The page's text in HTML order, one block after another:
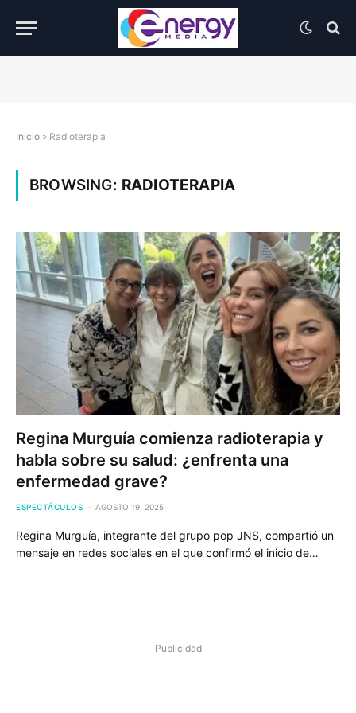
Inicio » Radioterapia
BROWSING: RADIOTERAPIA
Regina Murguía comienza radioterapia y
habla sobre su salud: ¿enfrenta una
enfermedad grave?
ESPECTÁCULOS AGOSTO 19, 2025
Regina Murguía, integrante del grupo pop JNS, compartió un
mensaje en redes sociales en el que confirmó el inicio de…
Publicidad